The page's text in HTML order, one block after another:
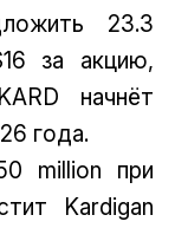
23.3
за акцию,
начнёт
года.
million при
Kardigan